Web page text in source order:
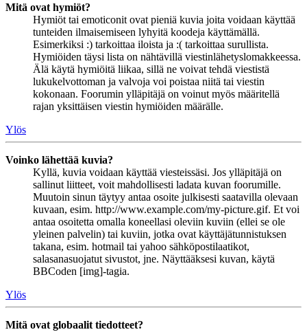
Mitä ovat hymiöt?
Hymiöt tai emoticonit ovat pieniä kuvia joita voidaan käyttää
tunteiden ilmaisemiseen lyhyitä koodeja käyttämällä.
Esimerkiksi :) tarkoittaa iloista ja :( tarkoittaa surullista.
Hymiöiden täysi lista on nähtävillä viestinlähetyslomakkeessa.
Älä käytä hymiöitä liikaa, sillä ne voivat tehdä viestistä
lukukelvottoman ja valvoja voi poistaa niitä tai viestin
kokonaan. Foorumin ylläpitäjä on voinut myös määritellä
rajan yksittäisen viestin hymiöiden määrälle.
Ylös
Voinko lähettää kuvia?
Kyllä, kuvia voidaan käyttää viesteissäsi. Jos ylläpitäjä on
sallinut liitteet, voit mahdollisesti ladata kuvan foorumille.
Muutoin sinun täytyy antaa osoite julkisesti saatavilla olevaan
kuvaan, esim. http://www.example.com/my-picture.gif. Et voi
antaa osoitetta omalla koneellasi oleviin kuviin (ellei se ole
yleinen palvelin) tai kuviin, jotka ovat käyttäjätunnistuksen
takana, esim. hotmail tai yahoo sähköpostilaatikot,
salasanasuojatut sivustot, jne. Näyttääksesi kuvan, käytä
BBCoden [img]-tagia.
Ylös
Mitä ovat globaalit tiedotteet?